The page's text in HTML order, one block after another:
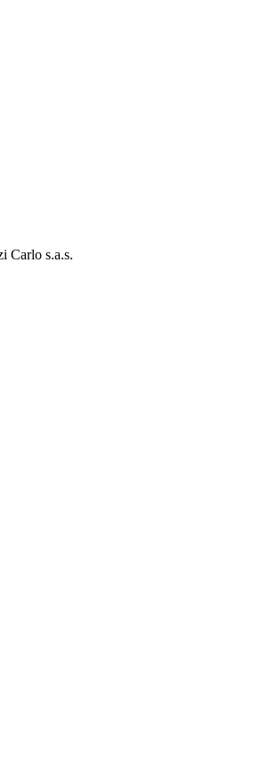
Carlo s.a.s.